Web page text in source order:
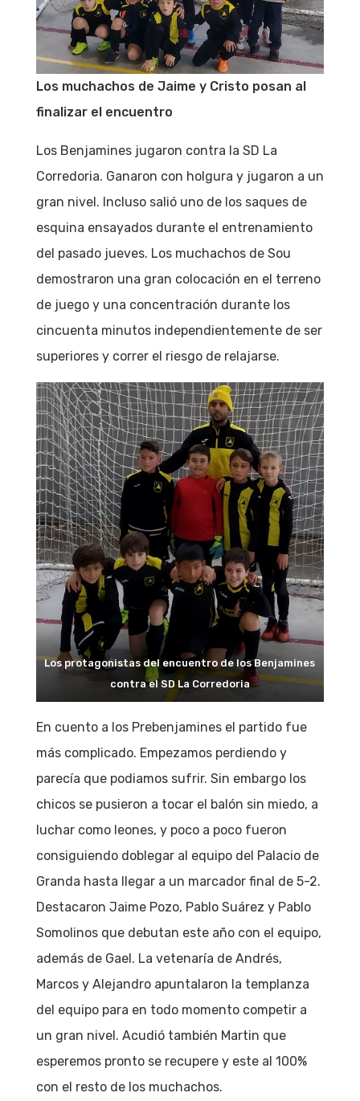
Los muchachos de Jaime y Cristo posan al
finalizar el encuentro
Los Benjamines jugaron contra la SD La
Corredoria. Ganaron con holgura y jugaron a un
gran nivel. Incluso salió uno de los saques de
esquina ensayados durante el entrenamiento
del pasado jueves. Los muchachos de Sou
demostraron una gran colocación en el terreno
de juego y una concentración durante los
cincuenta minutos independientemente de ser
superiores y correr el riesgo de relajarse.
Los protagonistas del encuentro de los Benjamines
contra el SD La Corredoria
En cuento a los Prebenjamines el partido fue
más complicado. Empezamos perdiendo y
parecía que podiamos sufrir. Sin embargo los
chicos se pusieron a tocar el balón sin miedo, a
luchar como leones, y poco a poco fueron
consiguiendo doblegar al equipo del Palacio de
Granda hasta llegar a un marcador final de 5-2.
Destacaron Jaime Pozo, Pablo Suárez y Pablo
Somolinos que debutan este año con el equipo,
además de Gael. La vetenaría de Andrés,
Marcos y Alejandro apuntalaron la templanza
del equipo para en todo momento competir a
un gran nivel. Acudió también Martin que
esperemos pronto se recupere y este al 100%
con el resto de los muchachos.